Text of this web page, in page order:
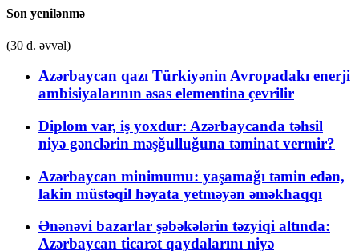
Son yenilənmə
(30 d. əvvəl)
Azərbaycan qazı Türkiyənin Avropadakı enerji
ambisiyalarının əsas elementinə çevrilir
Diplom var, iş yoxdur: Azərbaycanda təhsil
niyə gənclərin məşğulluğuna təminat vermir?
Azərbaycan minimumu: yaşamağı təmin edən,
lakin müstəqil həyata yetməyən əməkhaqqı
Ənənəvi bazarlar şəbəkələrin təzyiqi altında:
Azərbaycan ticarət qaydalarını niyə